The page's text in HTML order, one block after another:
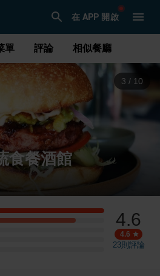
在 APP 開啟
單 評論 相似餐廳
3 / 10
食餐酒館
4.6
4.6
23則評論